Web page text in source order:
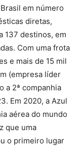
em número
diretas,
137 destinos, em
Com uma frota
e mais de 15 mil
(empresa líder
a 2ª companhia
Em 2020, a Azul
aérea do mundo
que uma
o primeiro lugar